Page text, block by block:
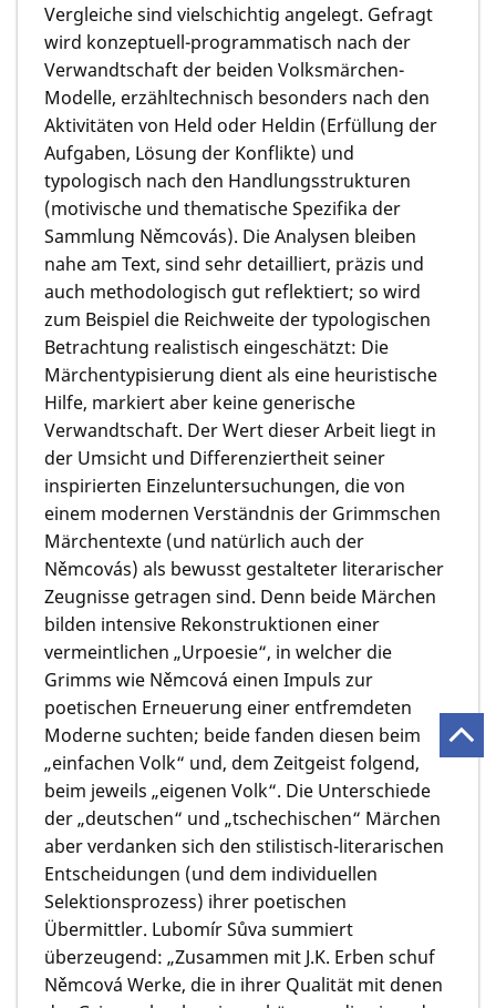
Vergleiche sind vielschichtig angelegt. Gefragt
wird konzeptuell-programmatisch nach der
Verwandtschaft der beiden Volksmärchen-
Modelle, erzähltechnisch besonders nach den
Aktivitäten von Held oder Heldin (Erfüllung der
Aufgaben, Lösung der Konflikte) und
typologisch nach den Handlungsstrukturen
(motivische und thematische Spezifika der
Sammlung Němcovás). Die Analysen bleiben
nahe am Text, sind sehr detailliert, präzis und
auch methodologisch gut reflektiert; so wird
zum Beispiel die Reichweite der typologischen
Betrachtung realistisch eingeschätzt: Die
Märchentypisierung dient als eine heuristische
Hilfe, markiert aber keine generische
Verwandtschaft. Der Wert dieser Arbeit liegt in
der Umsicht und Differenziertheit seiner
inspirierten Einzeluntersuchungen, die von
einem modernen Verständnis der Grimmschen
Märchentexte (und natürlich auch der
Němcovás) als bewusst gestalteter literarischer
Zeugnisse getragen sind. Denn beide Märchen
bilden intensive Rekonstruktionen einer
vermeintlichen „Urpoesie“, in welcher die
Grimms wie Němcová einen Impuls zur
poetischen Erneuerung einer entfremdeten
Moderne suchten; beide fanden diesen beim
„einfachen Volk“ und, dem Zeitgeist folgend,
beim jeweils „eigenen Volk“. Die Unterschiede
der „deutschen“ und „tschechischen“ Märchen
aber verdanken sich den stilistisch-literarischen
Entscheidungen (und dem individuellen
Selektionsprozess) ihrer poetischen
Übermittler. Lubomír Sůva summiert
überzeugend: „Zusammen mit J.K. Erben schuf
Němcová Werke, die in ihrer Qualität mit denen